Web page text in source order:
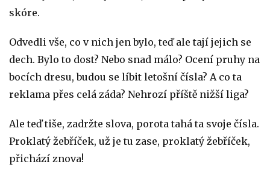
skóre.
Odvedli vše, co v nich jen bylo, teď ale tají jejich se
dech. Bylo to dost? Nebo snad málo? Ocení pruhy na
bocích dresu, budou se líbit letošní čísla? A co ta
reklama přes celá záda? Nehrozí příště nižší liga?
Ale teď tiše, zadržte slova, porota tahá ta svoje čísla.
Proklatý žebříček, už je tu zase, proklatý žebříček,
přichází znova!